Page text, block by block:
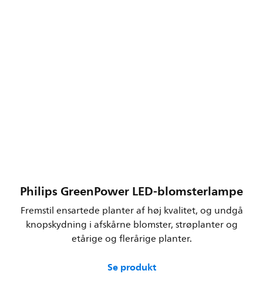
Philips GreenPower LED-blomsterlampe
Fremstil ensartede planter af høj kvalitet, og undgå
knopskydning i afskårne blomster, strøplanter og
etårige og flerårige planter.
Se produkt